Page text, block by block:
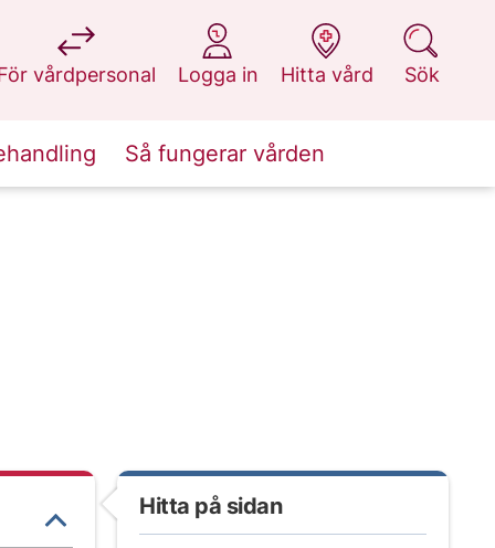
vårdpersonal
på 1177.se
Logga in
på 1177.se
Hitta vård
på 1177.se
Sök
på 1177.se
Så fungerar vården
Hitta på sidan